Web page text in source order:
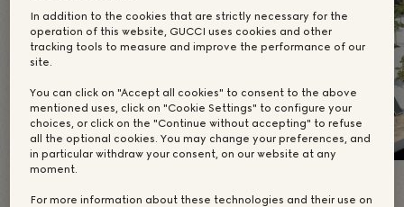
In addition to the cookies that are strictly necessary for the
operation of this website, GUCCI uses cookies and other
tracking tools to measure and improve the performance of our
site.
You can click on "Accept all cookies" to consent to the above
mentioned uses, click on "Cookie Settings" to configure your
choices, or click on the "Continue without accepting" to refuse
all the optional cookies. You may change your preferences, and
in particular withdraw your consent, on our website at any
moment.
For more information about these technologies and their use on